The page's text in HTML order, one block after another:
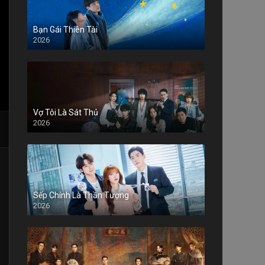
Bạn Gái Thiên Tài
2026
Vợ Tôi Là Sát Thủ
2026
Sếp Chính Là Thần Tượng
2026